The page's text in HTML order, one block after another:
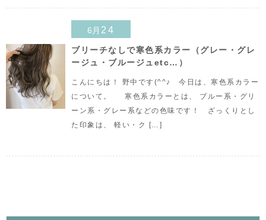
6月 24
ブリーチなしで寒色系カラー（グレー・グレ
ージュ・ブルージュetc…）
こんにちは！ 野中です(^^♪ 今日は、寒色系カラー
について。 寒色系カラーとは、 ブルー系・グリ
ーン系・グレー系などの色味です！ ざっくりとし
た印象は、 軽い・ク […]